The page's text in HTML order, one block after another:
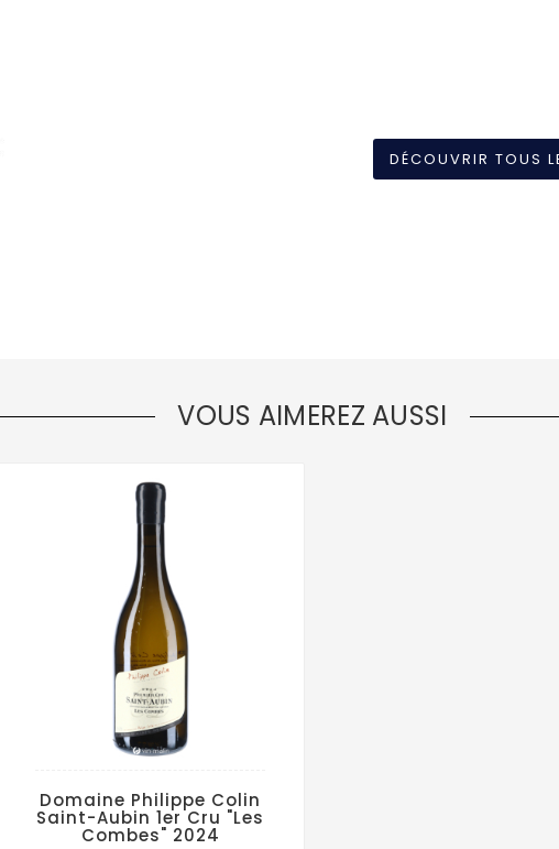
DÉCOUVRIR TOUS
VOUS AIMEREZ AUSSI
Domaine Philippe Colin
Saint-Aubin 1er Cru "Les
Combes" 2024